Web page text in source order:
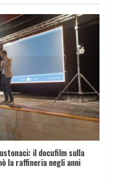
il docufilm sulla
la raffineria negli anni